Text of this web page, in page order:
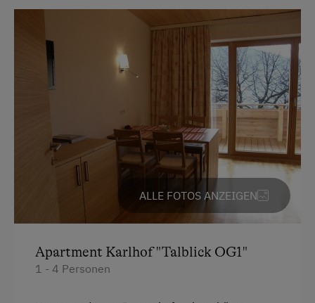
Internet
Kostenloses Internet
Freizeitaktivitäten am Betrieb und in der
Umgebung
Almwandern
Fahrradverleih
Geführte Bergtouren
ALLE FOTOS ANZEIGEN
Apartment Karlhof "Talblick OG1"
1 - 4 Personen